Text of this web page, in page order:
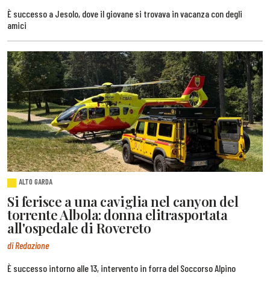
È successo a Jesolo, dove il giovane si trovava in vacanza con degli
amici
ALTO GARDA
Si ferisce a una caviglia nel canyon del
torrente Albola: donna elitrasportata
all'ospedale di Rovereto
di Redazione
È successo intorno alle 13, intervento in forra del Soccorso Alpino